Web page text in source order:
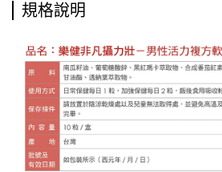
規格說明